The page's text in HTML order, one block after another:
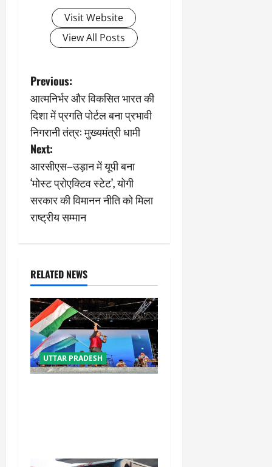
Visit Website
View All Posts
P
o
s
t
n
a
g
a
t
i
Previous:
आत्मनिर्भर और विकसित भारत की
दिशा में प्रगति पोर्टल बना प्रभावी
निगरानी तंत्र: मुख्यमंत्री धामी
Next:
आरसीएस–उड़ान में यूपी बना
‘मोस्ट प्रोएक्टिव स्टेट’, योगी
सरकार की विमानन नीति को मिला
राष्ट्रीय सम्मान
RELATED NEWS
UTTAR PRADESH